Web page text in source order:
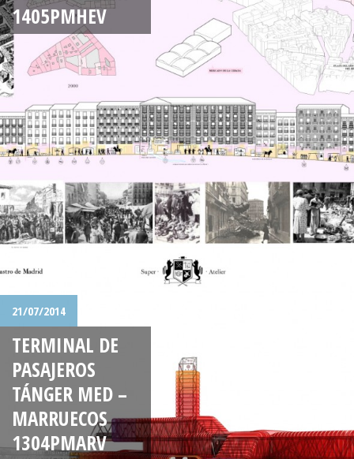
1405PMHEV
21/07/2014
TERMINAL DE
PASAJEROS
TÁNGER MED –
MARRUECOS
1304PMARV